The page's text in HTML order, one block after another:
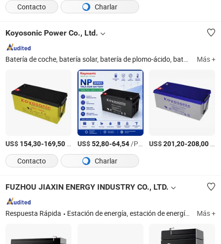
Contacto
Charlar
Koyosonic Power Co., Ltd.
Batería de coche, batería solar, batería de plomo-ácido, batería de gel, batería de SAI, batería de cristal de plomo, batería de ciclo profundo, batería de litio, batería Opzv y Opzs, batería de carbono de plomo Más +
US$ 154,30-169,50 US$52,80-64,54/Pieza US$201,20-208,00
Contacto
Charlar
FUZHOU JIAXIN ENERGY INDUSTRY CO., LTD.
Respuesta Rápida Estación de energía, estación de energía portátil, batería de plomo-ácido, batería de motocicleta, LiFePO4 batería, batería de UPS, batería solar, batería de camión, batería de arranque, batería de vehículo eléctrico Más +